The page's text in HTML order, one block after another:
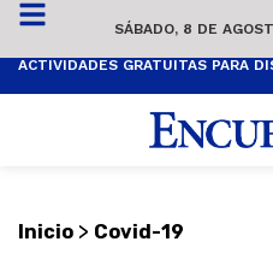
SÁBADO, 8 DE
Inicio > Covid-19